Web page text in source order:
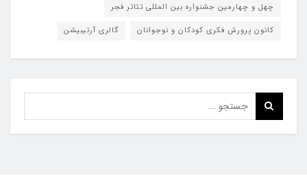
چهل و چهارمین جشنواره بین المللی تئاتر فجر
کانون پرورش فکری کودکان و نوجوانان
گالری آرتیبیشن